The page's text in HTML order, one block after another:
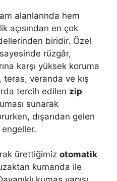
alanlarında hem
açısından en çok
biridir. Özel
rüzgâr,
karşı yüksek koruma
veranda ve kış
tercih edilen zip
sunarak
dışarıdan gelen
ürettiğimiz otomatik
kumanda ile